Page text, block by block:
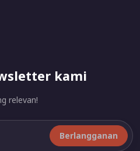
kami
relevan!
Berlangganan